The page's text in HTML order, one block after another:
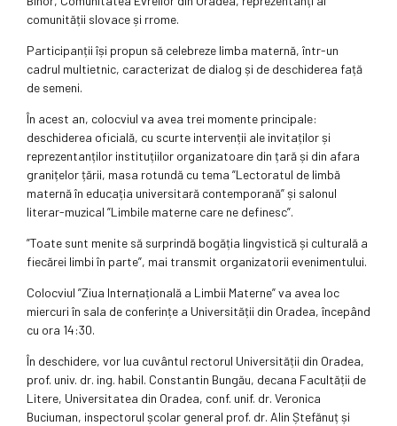
comunității slovace și rrome.
Participanții își propun să celebreze limba maternă, într-un
cadrul multietnic, caracterizat de dialog și de deschiderea față
de semeni.
În acest an, colocviul va avea trei momente principale:
deschiderea oficială, cu scurte intervenții ale invitaților și
reprezentanților instituțiilor organizatoare din țară și din afara
granițelor țării, masa rotundă cu tema ”Lectoratul de limbă
maternă în educația universitară contemporană” și salonul
literar-muzical ”Limbile materne care ne definesc”.
”Toate sunt menite să surprindă bogăția lingvistică și culturală a
fiecărei limbi în parte”, mai transmit organizatorii evenimentului.
Colocviul ”Ziua Internațională a Limbii Materne” va avea loc
miercuri în sala de conferințe a Universității din Oradea, începând
cu ora 14:30.
În deschidere, vor lua cuvântul rectorul Universității din Oradea,
prof. univ. dr. ing. habil. Constantin Bungău, decana Facultății de
Litere, Universitatea din Oradea, conf. unif. dr. Veronica
Buciuman, inspectorul școlar general prof. dr. Alin Ștefănuț și